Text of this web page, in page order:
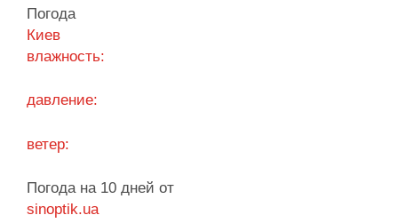
забудувати зелені схили Подільська окружна
прокуратура міста Києва подала до суду …
Погода
Киев
влажность:
давление:
ветер:
Погода на 10 дней от
sinoptik.ua